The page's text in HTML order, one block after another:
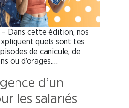
– Dans cette édition, nos
quels sont tes
de canicule, de
ou d’orages.…
d’un
les salariés